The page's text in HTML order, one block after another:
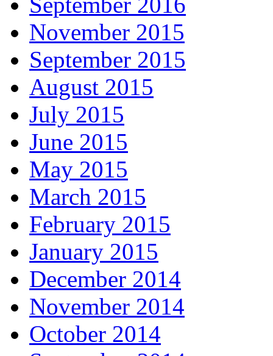
November 2015
September 2015
August 2015
July 2015
June 2015
May 2015
March 2015
February 2015
January 2015
December 2014
November 2014
October 2014